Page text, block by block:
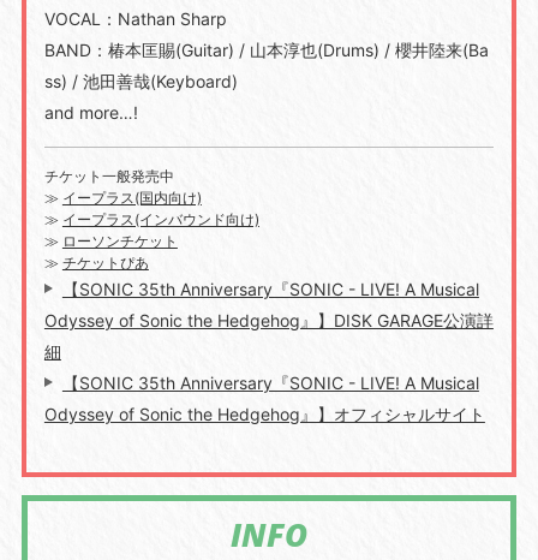
VOCAL：Nathan Sharp
BAND：椿本匡賜(Guitar) / 山本淳也(Drums) / 櫻井陸来(Ba
ss) / 池田善哉(Keyboard)
and more…!
チケット一般発売中
≫ イープラス(国内向け)
≫ イープラス(インバウンド向け)
≫ ローソンチケット
≫ チケットぴあ
【SONIC 35th Anniversary『SONIC - LIVE! A Musical
Odyssey of Sonic the Hedgehog』】DISK GARAGE公演詳
細
【SONIC 35th Anniversary『SONIC - LIVE! A Musical
Odyssey of Sonic the Hedgehog』】オフィシャルサイト
INFO